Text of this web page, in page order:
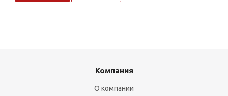
Компания
О компании